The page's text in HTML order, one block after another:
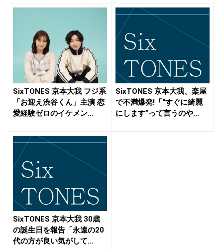
SixTONES 京本大我 フジ系
「お迎え渋谷くん」主演 恋
愛経験ゼロのイケメン...
SixTONES 京本大我、楽屋
で不満爆発!「“すぐに綺麗
にします”って言うのや...
SixTONES 京本大我 30歳
の誕生日を報告「永遠の20
代の方が良い気がして...